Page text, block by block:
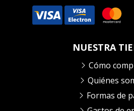
NUESTRA
Cómo
Quiénes
Formas de